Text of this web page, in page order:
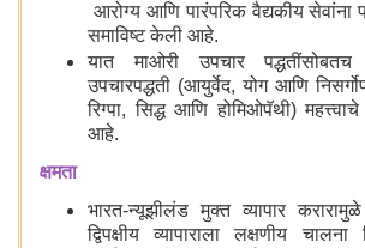
आरोग्य आणि पारंपरिक वैद्यकीय सेवांना
समाविष्ट केली आहे.
यात माओरी उपचार
उपचारपद्धती (आयुर्वेद, योग आणि
रिग्पा, सिद्ध आणि होमिओपॅथी)
आहे.
क्षमता
भारत-न्यूझीलंड मुक्त व्यापार करारामुळे
द्विपक्षीय व्यापाराला लक्षणीय चालना